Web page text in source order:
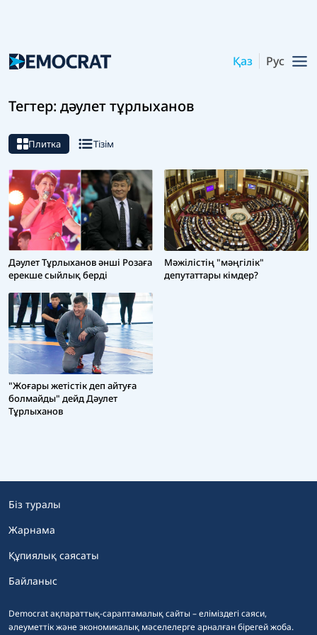
Қаз Рус
Тегтер: дәулет тұрлыханов
Плитка Тізім
Дәулет Тұрлыханов әнші Розаға
ерекше сыйлық берді
Мәжілістің "мәңгілік"
депутаттары кімдер?
"Жоғары жетістік деп айтуға
болмайды" дейд Дәулет
Тұрлыханов
Democrat ақпараттық-сараптамалық сайты – еліміздегі саяси,
әлеуметтік және экономикалық мәселелерге арналған бірегей жоба.
Біз туралы
Жарнама
Құпиялық саясаты
Байланыс